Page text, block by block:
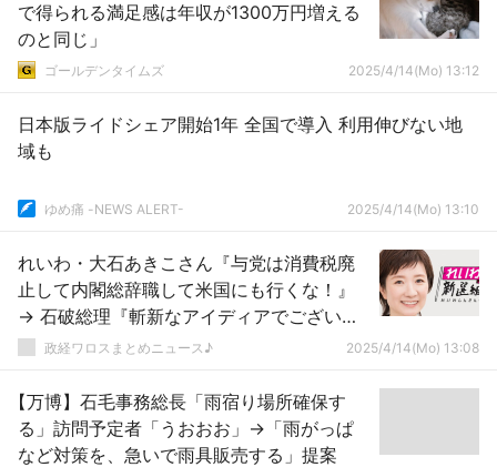
で得られる満足感は年収が1300万円増える
のと同じ」
ゴールデンタイムズ 2025/4/14(Mo) 13:12
日本版ライドシェア開始1年 全国で導入 利用伸びない地
域も
ゆめ痛 -NEWS ALERT- 2025/4/14(Mo) 13:10
れいわ・大石あきこさん『与党は消費税廃
止して内閣総辞職して米国にも行くな！』
→ 石破総理『斬新なアイディアでございま
す…』ｗｗｗｗｗｗｗｗｗｗｗｗｗｗｗｗｗ
政経ワロスまとめニュース♪ 2025/4/14(Mo) 13:08
【万博】石毛事務総長「雨宿り場所確保す
る」訪問予定者「うおおお」→「雨がっぱ
など対策を、急いで雨具販売する」提案